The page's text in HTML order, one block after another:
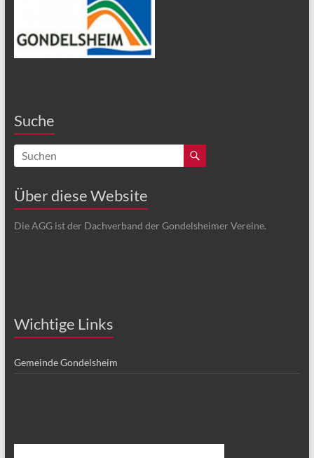
Suche
Über diese Website
Die AGG ist der Dachverband der Gondelsheimer Vereine.
Wichtige Links
Gemeinde Gondelsheim